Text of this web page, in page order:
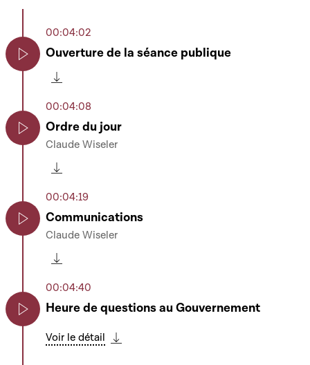
00:04:02
Ouverture de la séance publique
00:04:08
Ordre du jour
Claude Wiseler
00:04:19
Communications
Claude Wiseler
00:04:40
Heure de questions au Gouvernement
Voir le détail